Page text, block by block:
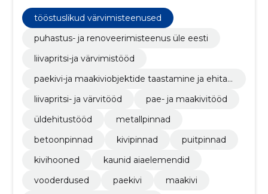
ja maakivitööd, Üldehitustööd, metallpinnad,
Betoonpinnad, Kivipinnad, puitpinnad
tööstuslikud värvimisteenused
puhastus- ja renoveerimisteenus üle eesti
liivapritsi-ja värvimistööd
paekivi-ja maakiviobjektide taastamine ja ehita
liivapritsi- ja värvitööd
pae- ja maakivitööd
üldehitustööd
metallpinnad
betoonpinnad
kivipinnad
puitpinnad
kivihooned
kaunid aiaelemendid
vooderdused
paekivi
maakivi